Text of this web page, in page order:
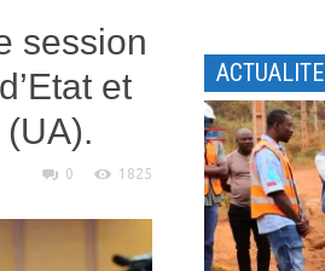
session
et
0 1825
ACTUALITE